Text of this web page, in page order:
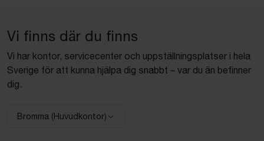
Vi finns där du finns
Vi har kontor, servicecenter och uppställningsplatser i hela
Sverige för att kunna hjälpa dig snabbt – var du än befinner
dig.
Välj anläggning:
Bromma (Huvudkontor)